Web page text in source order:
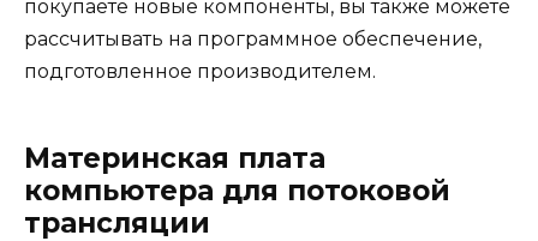
покупаете новые компоненты, вы также можете
рассчитывать на программное обеспечение,
подготовленное производителем.
Материнская плата
компьютера для потоковой
трансляции